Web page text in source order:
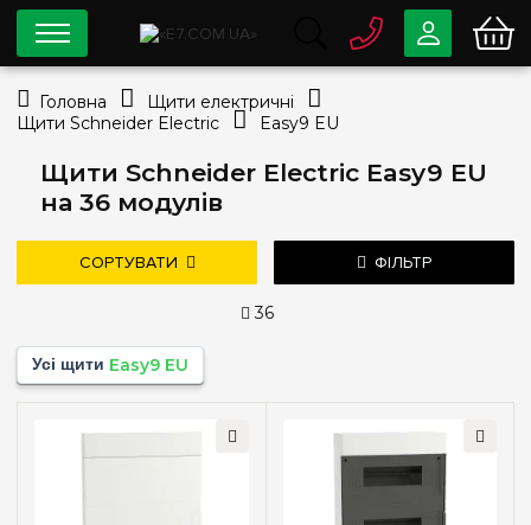
Щити Schneider Electric Easy9 EU
на 36 модулів
СОРТУВАТИ ФІЛЬТР
—
Тип монтажу
36
Усі щити Easy9 EU
популярність
0 800
info@e7.com.ua
044334-79-78
Головна
Щити електричні
Щити Schneider Electric
Easy9 EU